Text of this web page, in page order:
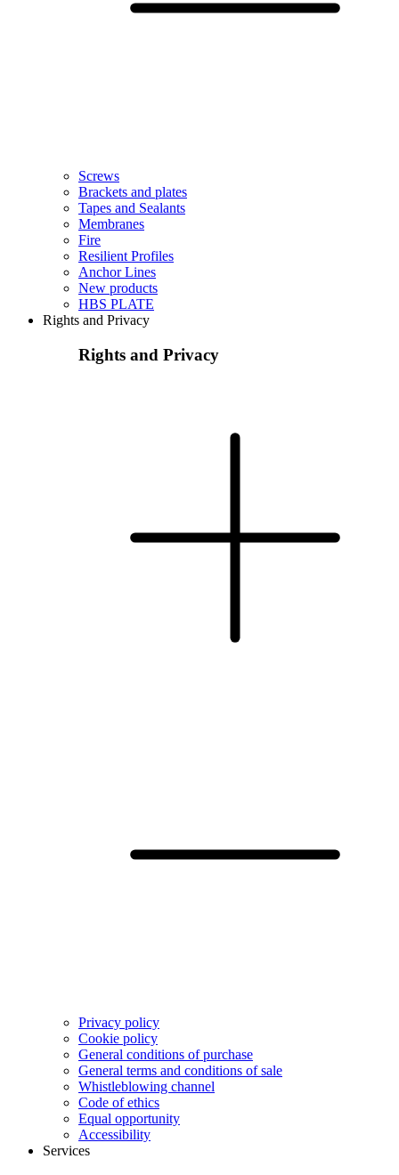
Screws
Brackets and plates
Tapes and Sealants
Membranes
Fire
Resilient Profiles
Anchor Lines
New products
HBS PLATE
Rights and Privacy
Rights and Privacy
Privacy policy
Cookie policy
General conditions of purchase
General terms and conditions of sale
Whistleblowing channel
Code of ethics
Equal opportunity
Accessibility
Services